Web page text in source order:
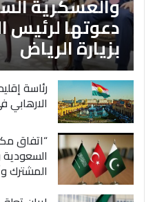
دعوتها لرئيس
بزيارة الرياض
رئاسة
الارهابي
“اتفاق
السعودية
المشترك